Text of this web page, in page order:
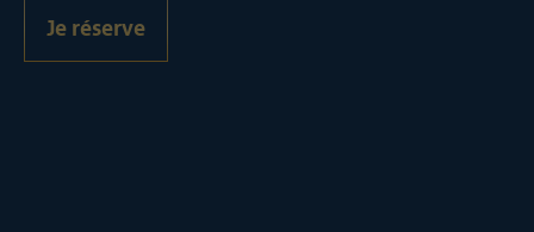
Je réserve